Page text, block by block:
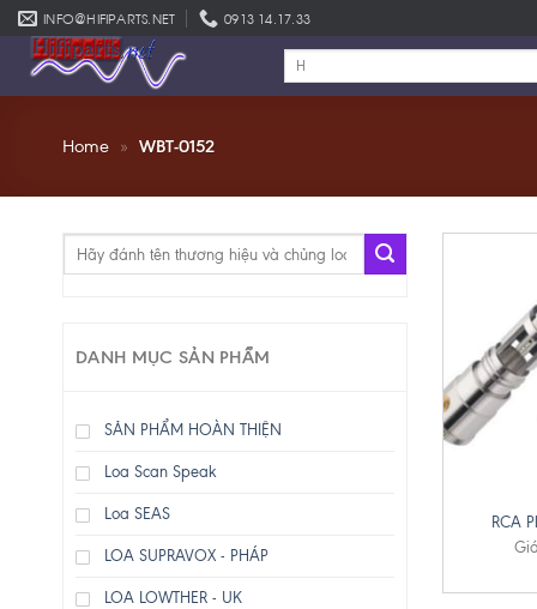
Skip
to
content
INFO@HIFIPARTS.NET 0913 14.17.33
Tìm
Home » WBT-0152
Tìm
DANH MỤC SẢN PHẨM
SẢN PHẨM HOÀN THIỆN
Loa Scan Speak
Loa SEAS
LOA SUPRAVOX - PHÁP
LOA LOWTHER - UK
RCA